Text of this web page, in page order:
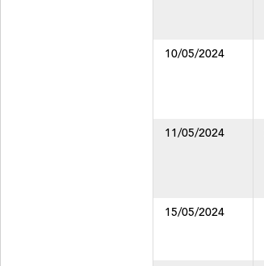
mediante
mostrados
10/05/2024
11/05/2024
15/05/2024